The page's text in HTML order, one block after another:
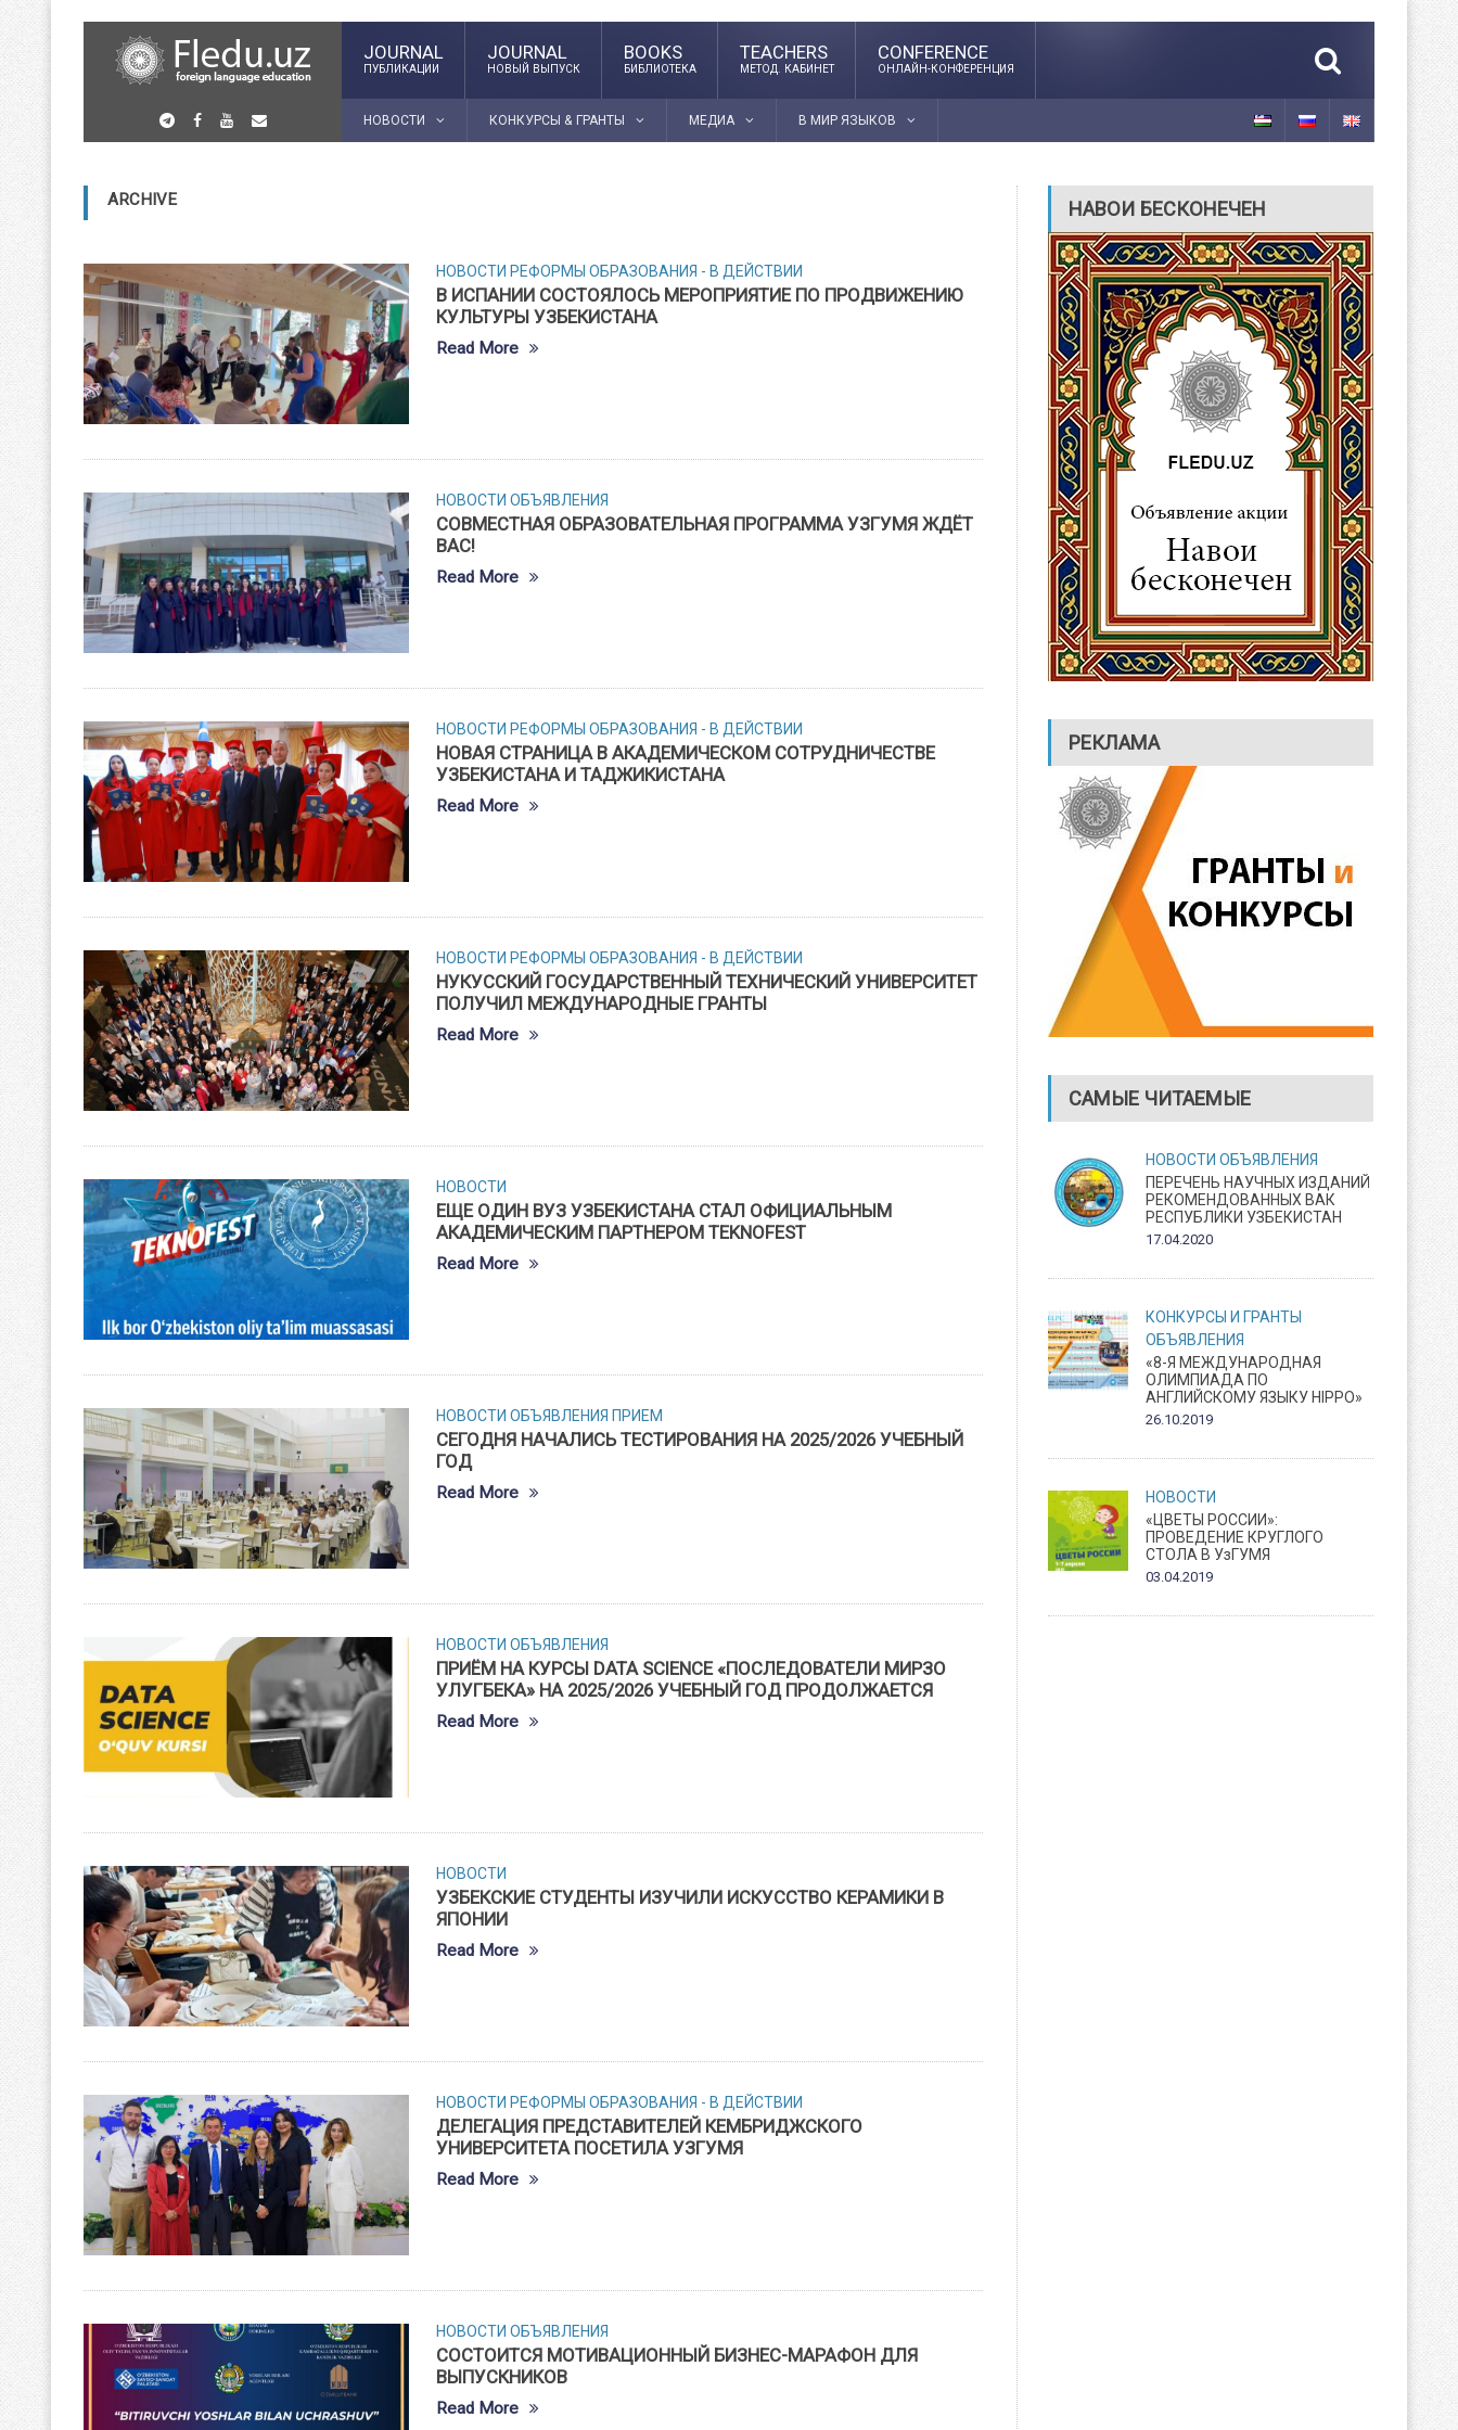
JOURNAL
ПУБЛИКАЦИИ
JOURNAL
НОВЫЙ ВЫПУСК
BOOKS
БИБЛИОТЕКА
TEACHERS
МЕТОД. КАБИНЕТ
CONFERENCE
ОНЛАЙН-КОНФЕРЕНЦИЯ
НОВОСТИ КОНКУРСЫ & ГРАНТЫ МЕДИА В МИР ЯЗЫКОВ
ARCHIVE
НОВОСТИ РЕФОРМЫ ОБРАЗОВАНИЯ - В ДЕЙСТВИИ
В ИСПАНИИ СОСТОЯЛОСЬ МЕРОПРИЯТИЕ ПО ПРОДВИЖЕНИЮ
КУЛЬТУРЫ УЗБЕКИСТАНА
Read More
НОВОСТИ ОБЪЯВЛЕНИЯ
СОВМЕСТНАЯ ОБРАЗОВАТЕЛЬНАЯ ПРОГРАММА УЗГУМЯ ЖДЁТ
ВАС!
Read More
НОВОСТИ РЕФОРМЫ ОБРАЗОВАНИЯ - В ДЕЙСТВИИ
НОВАЯ СТРАНИЦА В АКАДЕМИЧЕСКОМ СОТРУДНИЧЕСТВЕ
УЗБЕКИСТАНА И ТАДЖИКИСТАНА
Read More
НОВОСТИ РЕФОРМЫ ОБРАЗОВАНИЯ - В ДЕЙСТВИИ
НУКУССКИЙ ГОСУДАРСТВЕННЫЙ ТЕХНИЧЕСКИЙ УНИВЕРСИТЕТ
ПОЛУЧИЛ МЕЖДУНАРОДНЫЕ ГРАНТЫ
Read More
НОВОСТИ
ЕЩЕ ОДИН ВУЗ УЗБЕКИСТАНА СТАЛ ОФИЦИАЛЬНЫМ
АКАДЕМИЧЕСКИМ ПАРТНЕРОМ TEKNOFEST
Read More
НОВОСТИ ОБЪЯВЛЕНИЯ ПРИЕМ
СЕГОДНЯ НАЧАЛИСЬ ТЕСТИРОВАНИЯ НА 2025/2026 УЧЕБНЫЙ
ГОД
Read More
НОВОСТИ ОБЪЯВЛЕНИЯ
ПРИЁМ НА КУРСЫ DATA SCIENCE «ПОСЛЕДОВАТЕЛИ МИРЗО
УЛУГБЕКА» НА 2025/2026 УЧЕБНЫЙ ГОД ПРОДОЛЖАЕТСЯ
Read More
НОВОСТИ
УЗБЕКСКИЕ СТУДЕНТЫ ИЗУЧИЛИ ИСКУССТВО КЕРАМИКИ В
ЯПОНИИ
Read More
НОВОСТИ РЕФОРМЫ ОБРАЗОВАНИЯ - В ДЕЙСТВИИ
ДЕЛЕГАЦИЯ ПРЕДСТАВИТЕЛЕЙ КЕМБРИДЖСКОГО
УНИВЕРСИТЕТА ПОСЕТИЛА УЗГУМЯ
Read More
НОВОСТИ ОБЪЯВЛЕНИЯ
СОСТОИТСЯ МОТИВАЦИОННЫЙ БИЗНЕС-МАРАФОН ДЛЯ
ВЫПУСКНИКОВ
Read More
НАВОИ БЕСКОНЕЧЕН
РЕКЛАМА
САМЫЕ ЧИТАЕМЫЕ
НОВОСТИ ОБЪЯВЛЕНИЯ
ПЕРЕЧЕНЬ НАУЧНЫХ ИЗДАНИЙ
РЕКОМЕНДОВАННЫХ ВАК
РЕСПУБЛИКИ УЗБЕКИСТАН
17.04.2020
КОНКУРСЫ И ГРАНТЫ
ОБЪЯВЛЕНИЯ
«8-Я МЕЖДУНАРОДНАЯ
ОЛИМПИАДА ПО
АНГЛИЙСКОМУ ЯЗЫКУ HIPPO»
26.10.2019
НОВОСТИ
«ЦВЕТЫ РОССИИ»:
ПРОВЕДЕНИЕ КРУГЛОГО
СТОЛА В УзГУМЯ
03.04.2019